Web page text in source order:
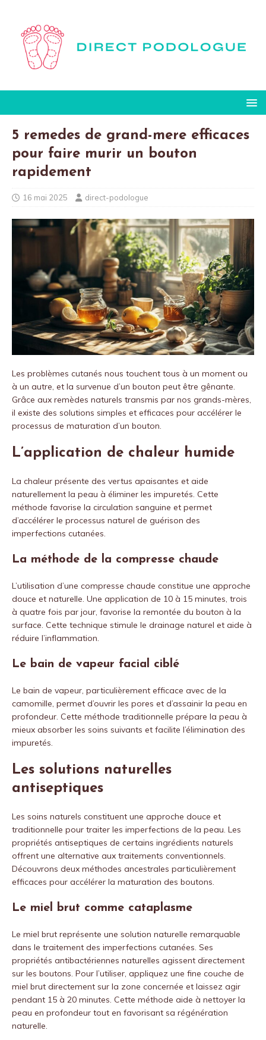
5 remedes de grand-mere efficaces
pour faire murir un bouton
rapidement
16 mai 2025 direct-podologue
Les problèmes cutanés nous touchent tous à un moment ou
à un autre, et la survenue d’un bouton peut être gênante.
Grâce aux remèdes naturels transmis par nos grands-mères,
il existe des solutions simples et efficaces pour accélérer le
processus de maturation d’un bouton.
L’application de chaleur humide
La chaleur présente des vertus apaisantes et aide
naturellement la peau à éliminer les impuretés. Cette
méthode favorise la circulation sanguine et permet
d’accélérer le processus naturel de guérison des
imperfections cutanées.
La méthode de la compresse chaude
L’utilisation d’une compresse chaude constitue une approche
douce et naturelle. Une application de 10 à 15 minutes, trois
à quatre fois par jour, favorise la remontée du bouton à la
surface. Cette technique stimule le drainage naturel et aide à
réduire l’inflammation.
Le bain de vapeur facial ciblé
Le bain de vapeur, particulièrement efficace avec de la
camomille, permet d’ouvrir les pores et d’assainir la peau en
profondeur. Cette méthode traditionnelle prépare la peau à
mieux absorber les soins suivants et facilite l’élimination des
impuretés.
Les solutions naturelles
antiseptiques
Les soins naturels constituent une approche douce et
traditionnelle pour traiter les imperfections de la peau. Les
propriétés antiseptiques de certains ingrédients naturels
offrent une alternative aux traitements conventionnels.
Découvrons deux méthodes ancestrales particulièrement
efficaces pour accélérer la maturation des boutons.
Le miel brut comme cataplasme
Le miel brut représente une solution naturelle remarquable
dans le traitement des imperfections cutanées. Ses
propriétés antibactériennes naturelles agissent directement
sur les boutons. Pour l’utiliser, appliquez une fine couche de
miel brut directement sur la zone concernée et laissez agir
pendant 15 à 20 minutes. Cette méthode aide à nettoyer la
peau en profondeur tout en favorisant sa régénération
naturelle.